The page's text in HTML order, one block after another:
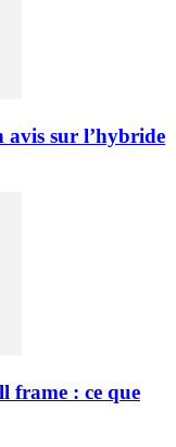
avis sur l’hybride
frame : ce que